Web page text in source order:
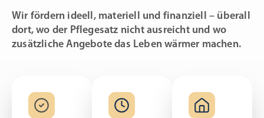
Wir fördern ideell, materiell und finanziell – überall
dort, wo der Pflegesatz nicht ausreicht und wo
zusätzliche Angebote das Leben wärmer machen.